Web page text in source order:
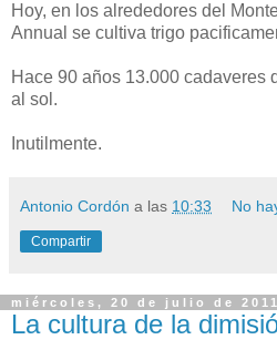
Hoy, en los alrededores del
Annual se cultiva trigo
Hace 90 años 13.000 cadaveres
al sol.
Inutilmente.
Antonio Cordón a las 10:33 No
Compartir
miércoles, 20 de julio de 2011
La cultura de la